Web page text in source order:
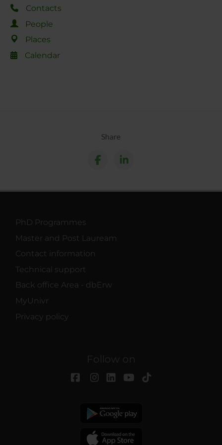
Contacts
People
Places
Calendar
Share
PhD Programmes
Master and Post Lauream
Contact information
Technical support
Back office Area - dbErw
MyUnivr
Privacy policy
Follow on